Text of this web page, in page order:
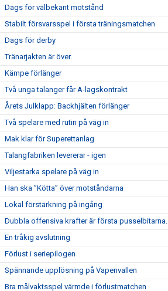
Dags för välbekant motstånd
Stabilt försvarsspel i första träningsmatchen
Dags för derby
Tränarjakten är över.
Kämpe förlänger
Två unga talanger får A-lagskontrakt
Årets Julklapp: Backhjälten förlänger
Två spelare med rutin på väg in
Mak klar för Superettanlag
Talangfabriken levererar - igen
Viljestarka spelare på väg in
Han ska ”Kötta” över motståndarna
Lokal förstärkning på ingång
Dubbla offensiva krafter är första pusselbitarna.
En tråkig avslutning
Förlust i seriepilogen
Spännande upplösning på Vapenvallen
Bra målvaktsspel värmde i förlustmatchen